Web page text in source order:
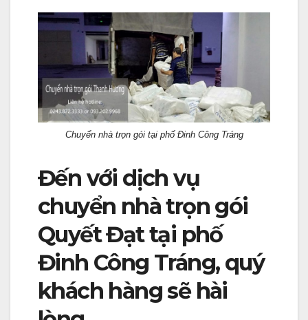
Chuyển nhà trọn gói tại phố Đinh Công Tráng
Đến với dịch vụ
chuyển nhà trọn gói
Quyết Đạt tại phố
Đinh Công Tráng, quý
khách hàng sẽ hài